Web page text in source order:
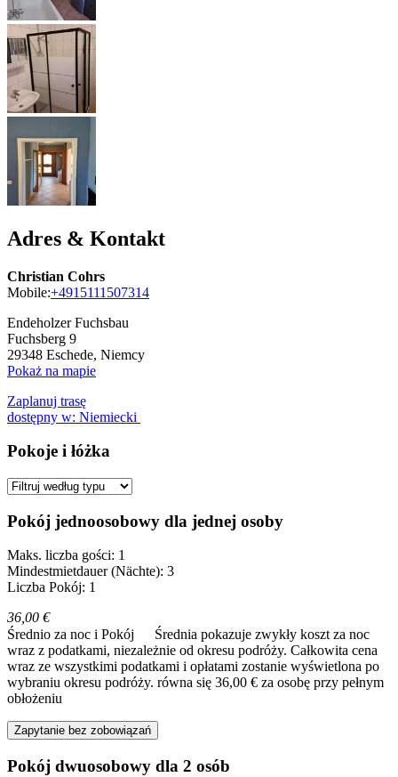
Adres & Kontakt
Christian Cohrs
Mobile:+4915111507314
Endeholzer Fuchsbau
Fuchsberg 9
29348 Eschede, Niemcy
Pokaż na mapie
Zaplanuj trasę
dostępny w: Niemiecki
Pokoje i łóżka
Pokój jednoosobowy dla jednej osoby
Maks. liczba gości: 1
Mindestmietdauer (Nächte): 3
Liczba Pokój: 1
36,00 €
Średnio za noc i Pokój
Średnia pokazuje zwykły koszt za noc
wraz z podatkami, niezależnie od okresu podróży. Całkowita cena
wraz ze wszystkimi podatkami i opłatami zostanie wyświetlona po
wybraniu okresu podróży. równa się 36,00 € za osobę przy pełnym
obłożeniu
Zapytanie bez zobowiązań
Pokój dwuosobowy dla 2 osób